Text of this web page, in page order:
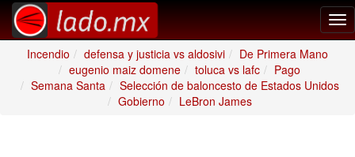
Incendio
defensa y justicia vs aldosivi
De Primera Mano
eugenio maiz domene
toluca vs lafc
Pago
Semana Santa
Selección de baloncesto de Estados Unidos
Gobierno
LeBron James